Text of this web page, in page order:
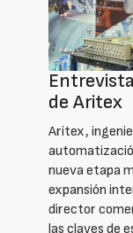
de Aritex
Aritex,
nueva etapa
expansión
director
las claves de